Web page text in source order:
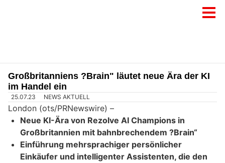
Großbritanniens ?Brain" läutet neue Ära der KI
im Handel ein
25.07.23 NEWS AKTUELL
London (ots/PRNewswire) –
Neue KI-Ära von Rezolve AI Champions in
Großbritannien mit bahnbrechendem ?Brain“
Einführung mehrsprachiger persönlicher
Einkäufer und intelligenter Assistenten, die den